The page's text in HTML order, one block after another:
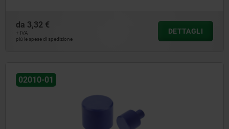
da 3,32 €
+ IVA
più le spese di spedizione
DETTAGLI
02010-01